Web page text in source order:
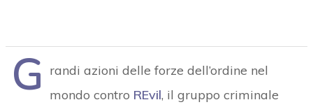
G
randi azioni delle forze dell’ordine nel
mondo contro REvil, il gruppo criminale